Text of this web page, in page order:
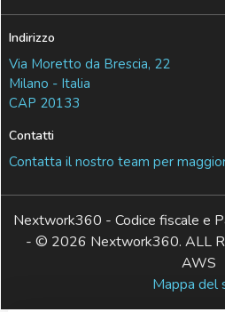
Indirizzo
Via Moretto da Brescia, 22
Milano - Italia
CAP 20133
Contatti
Contatta il nostro team per
Nextwork360 - Codice fiscale e
- © 2026 Nextwork360. ALL
AWS
Mappa del